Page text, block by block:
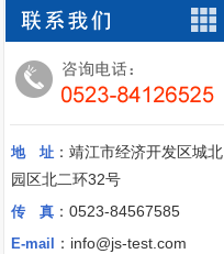
地 址 ：靖江市经济开发区城北
园区北二环32号
传 真 ：0523-84567585
E-mail ：info@js-test.com